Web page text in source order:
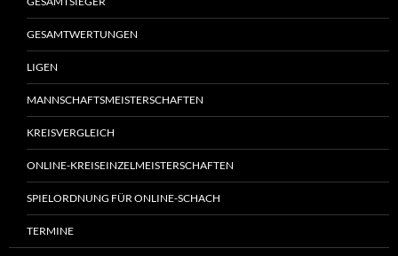
GESAMTWERTUNGEN
LIGEN
MANNSCHAFTSMEISTERSCHAFTEN
KREISVERGLEICH
ONLINE-KREISEINZELMEISTERSCHAFTEN
SPIELORDNUNG FÜR ONLINE-SCHACH
TERMINE